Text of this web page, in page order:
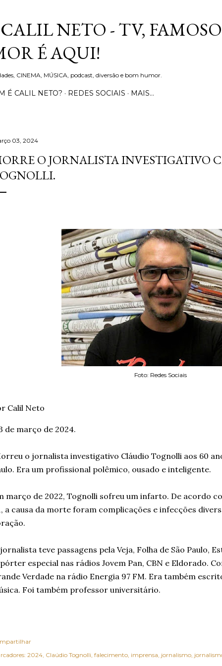
NETO - TV,
É AQUI!
CINEMA, MÚSICA, podcast, diversão e bom humor.
É CALIL NETO? REDES SOCIAIS MAIS…
03, 2024
O JORNALISTA INVESTIGATIVO
Foto: Redes Sociais
Calil Neto
de março de 2024.
o jornalista investigativo Cláudio Tognolli aos 60
Era um profissional polêmico, ousado e inteligente.
março de 2022, Tognolli sofreu um infarto. De acordo
a causa da morte foram complicações e infecções
teve passagens pela Veja, Folha de São Paulo,
especial nas rádios Jovem Pan, CBN e Eldorado.
Verdade na rádio Energia 97 FM. Era também
Foi também professor universitário.
2024 Claúdio Tognolli falecimento imprensa jornalismo